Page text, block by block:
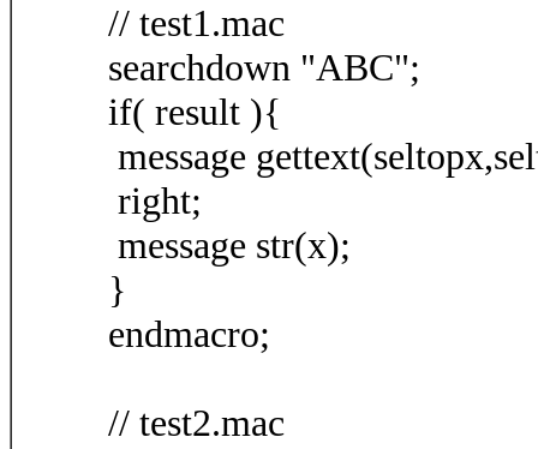
// test1.mac
searchdown "ABC";
if( result ){
message
right;
message str(x);
}
endmacro;
// test2.mac